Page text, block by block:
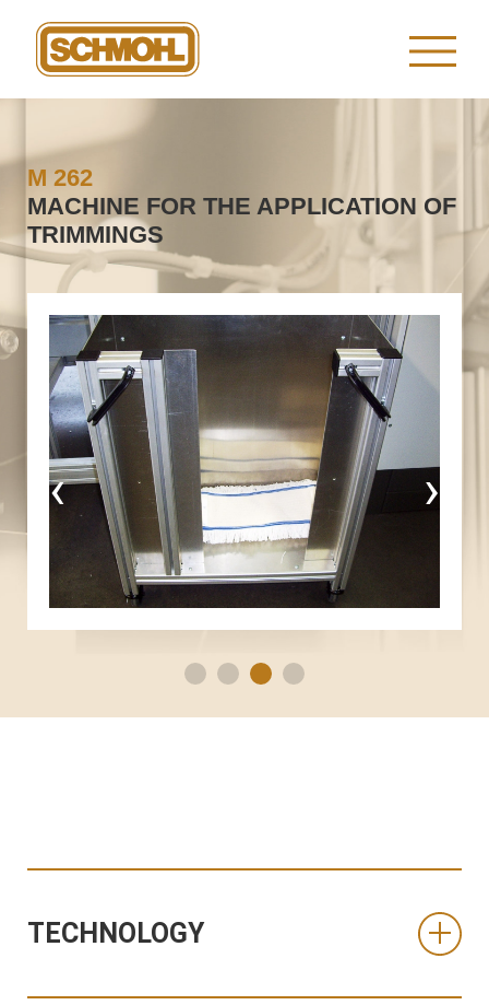
M 262
MACHINE FOR THE APPLICATION OF
TRIMMINGS
‹ ›
TECHNOLOGY